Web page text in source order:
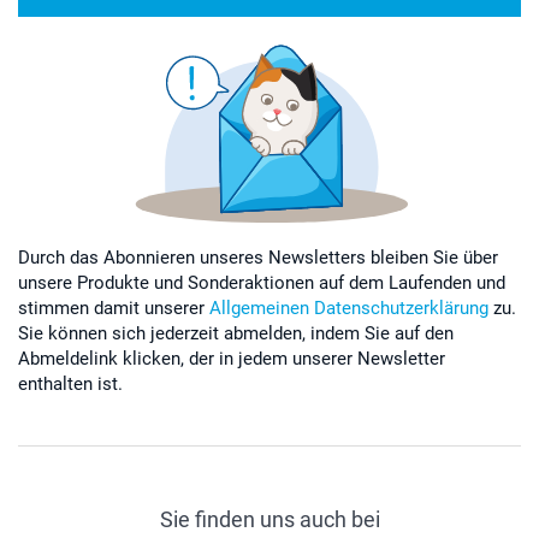
Durch das Abonnieren unseres Newsletters bleiben Sie über
unsere Produkte und Sonderaktionen auf dem Laufenden und
stimmen damit unserer Allgemeinen Datenschutzerklärung zu.
Sie können sich jederzeit abmelden, indem Sie auf den
Abmeldelink klicken, der in jedem unserer Newsletter
enthalten ist.
Sie finden uns auch bei